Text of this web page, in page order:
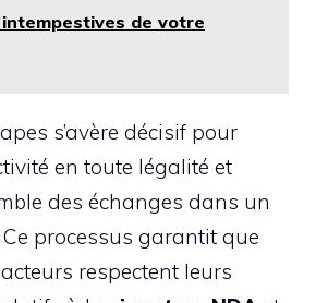
de votre
s’avère décisif pour
en toute légalité et
des échanges dans un
processus garantit que
acteurs respectent leurs